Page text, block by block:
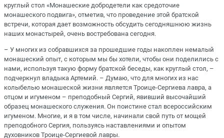
круглый стол «Монашеские добродетели как средоточие
монашеского подвига», отметив, что проведение этой братской
встречи, которая дает возможность обсудить сегодняшнюю жизнь
наших монастырей, очень востребована сегодня.
– У многих из собравшихся за прошедшие годы накоплен немалый
монашеский опыт, с которым мы бы хотели, чтобы они поделились с
нами, используя такую форму братской беседы, как круглый стол, –
подчеркнул владыка Артемий. – Думаю, что для многих из нас
колыбелью монашеской жизни является Троице-Сергиева лавра, а
отцом и игуменом – преподобный Сергий, явивший высочайший
образец монашеского служения. Он поистине стал всероссийским
игуменом. Многие, и я в том числе, начинали свой путь от мощей
преподобного Сергия, пользуясь наставлениями и опытом
духовников Троице-Сергиевой лавры.